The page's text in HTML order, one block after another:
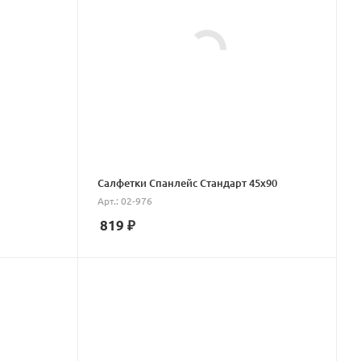
Салфетки Спанлейс Стандарт 45х90
Арт.: 02-976
819 ₽